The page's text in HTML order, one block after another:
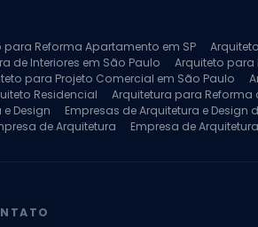
para Reforma Apartamento em SP
de Interiores em São Paulo
Arquiteto para
para Projeto Comercial em São Paulo
Residencial Arquitetura para Reforma
Design Empresas de Arquitetura e Design
de Arquitetura Empresa de